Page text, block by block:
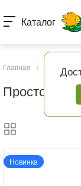
Каталог
Главная / Каталог
Просто так
Новинка